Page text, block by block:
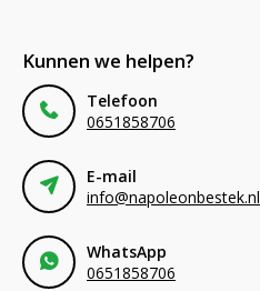
Kunnen we helpen?
Telefoon
0651858706
E-mail
info@napoleonbestek.nl
WhatsApp
0651858706